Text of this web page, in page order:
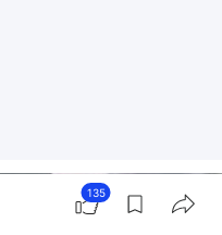
135